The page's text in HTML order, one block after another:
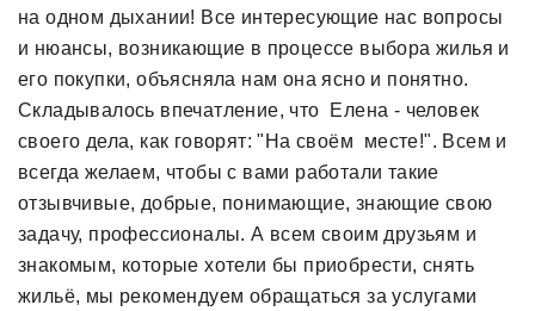
на одном дыхании! Все интересующие нас вопросы
и нюансы, возникающие в процессе выбора жилья и
его покупки, объясняла нам она ясно и понятно.
Складывалось впечатление, что Елена - человек
своего дела, как говорят: "На своём месте!". Всем и
всегда желаем, чтобы с вами работали такие
отзывчивые, добрые, понимающие, знающие свою
задачу, профессионалы. А всем своим друзьям и
знакомым, которые хотели бы приобрести, снять
жильё, мы рекомендуем обращаться за услугами